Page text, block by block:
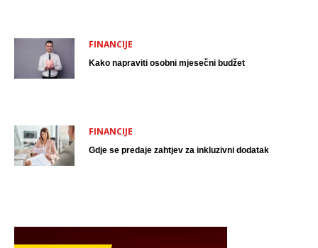
FINANCIJE
Kako napraviti osobni mjesečni budžet
FINANCIJE
Gdje se predaje zahtjev za inkluzivni dodatak